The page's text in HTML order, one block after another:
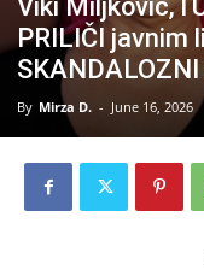
Viki
PRILIČI javnim
By Mirza D. - June 16, 2026